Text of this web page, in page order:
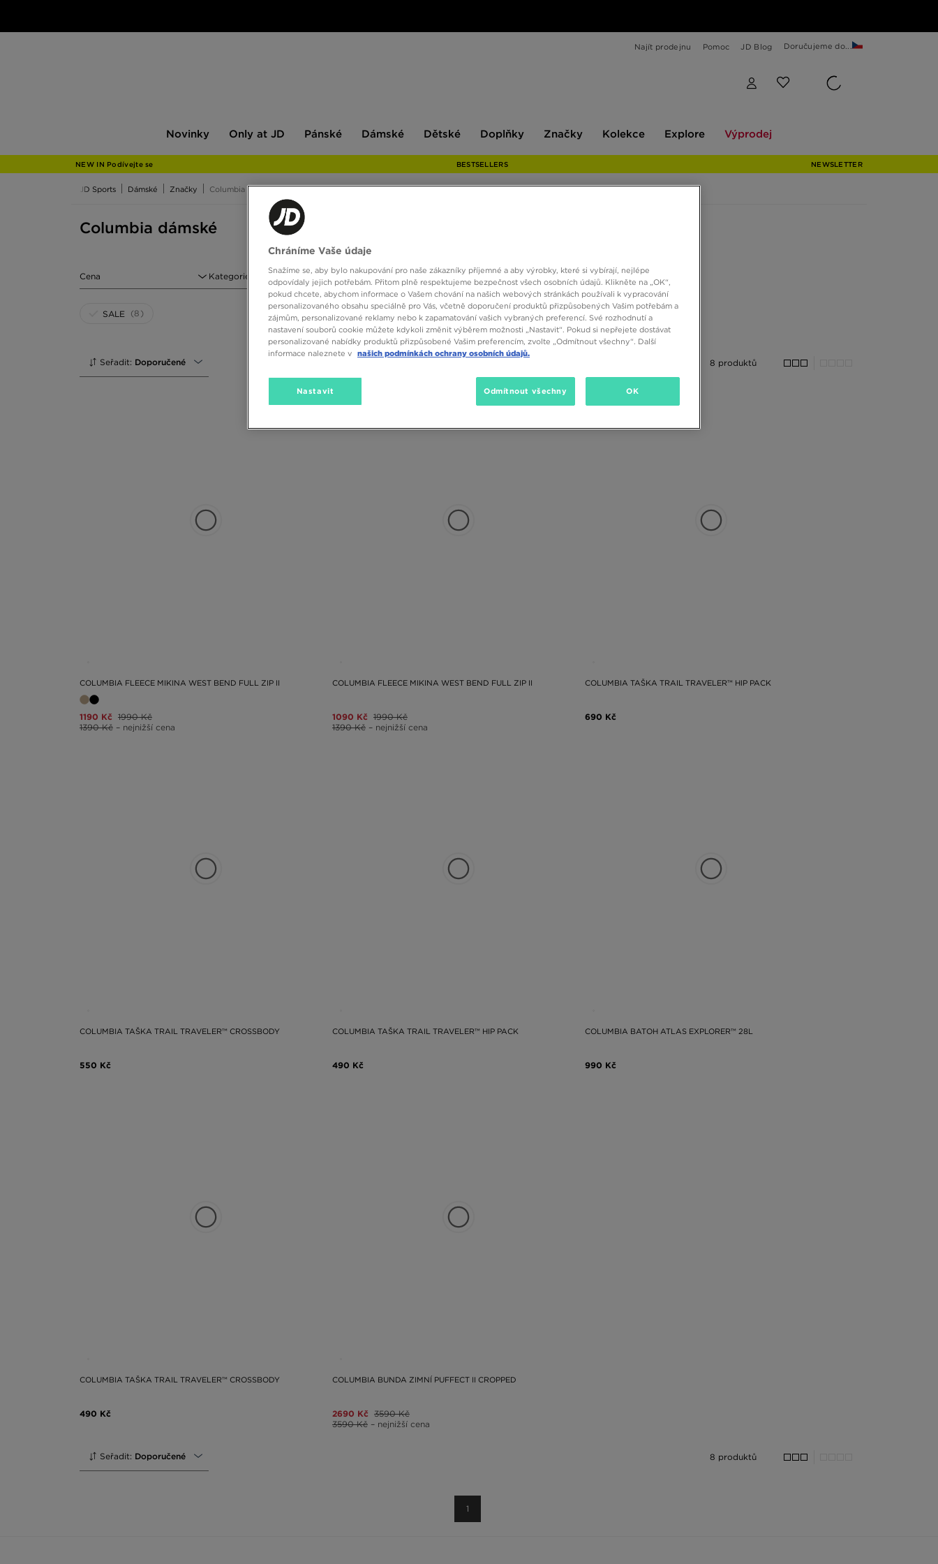
Najít prodejnu Pomoc JD Blog Doručujeme do...
Novinky
JD
Only at JD Pánské Dámské Dětské Doplňky Značky Kolekce Explore Výprodej
NEW IN Podívejte se BESTSELLERS NEWSLETTER
JD Sports Dámské Značky Columbia
Columbia dámské
Cena Kategorie Velikost Barva
SALE (8)
Seřadit: Doporučené 8 produktů
COLUMBIA FLEECE MIKINA WEST BEND FULL ZIP II
1190 Kč 1990 Kč
1390 Kč – nejnižší cena
COLUMBIA FLEECE MIKINA WEST BEND FULL ZIP II
1090 Kč 1990 Kč
1390 Kč – nejnižší cena
COLUMBIA TAŠKA TRAIL TRAVELER™ HIP PACK
690 Kč
COLUMBIA TAŠKA TRAIL TRAVELER™ CROSSBODY
550 Kč
COLUMBIA TAŠKA TRAIL TRAVELER™ HIP PACK
490 Kč
COLUMBIA BATOH ATLAS EXPLORER™ 28L
990 Kč
COLUMBIA TAŠKA TRAIL TRAVELER™ CROSSBODY
490 Kč
COLUMBIA BUNDA ZIMNÍ PUFFECT II CROPPED
2690 Kč 3590 Kč
3590 Kč – nejnižší cena
Seřadit: Doporučené 8 produktů
1
Chráníme Vaše údaje
Snažíme se, aby bylo nakupování pro naše zákazníky příjemné a aby výrobky, které si vybírají, nejlépe
odpovídaly jejich potřebám. Přitom plně respektujeme bezpečnost všech osobních údajů. Klikněte na „OK“,
pokud chcete, abychom informace o Vašem chování na našich webových stránkách používali k vypracování
personalizovaného obsahu speciálně pro Vás, včetně doporučení produktů přizpůsobených Vašim potřebám a
zájmům, personalizované reklamy nebo k zapamatování vašich vybraných preferencí. Své rozhodnutí a
nastavení souborů cookie můžete kdykoli změnit výběrem možnosti „Nastavit“. Pokud si nepřejete dostávat
personalizované nabídky produktů přizpůsobené Vašim preferencím, zvolte „Odmítnout všechny“. Další
informace naleznete v našich podmínkách ochrany osobních údajů.
Nastavit Odmítnout všechny OK